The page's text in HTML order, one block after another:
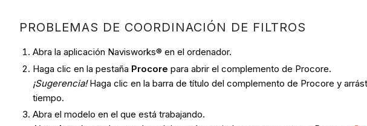
PROBLEMAS DE COORDINACIÓN DE FILTROS
Abra la aplicación Navisworks® en el ordenador.
Haga clic en la pestaña Procore para abrir el complemento de Procore.
¡Sugerencia!Haga clic en la barra de título del complemento de Procore y
tiempo.
Abra el modelo en el que está trabajando.